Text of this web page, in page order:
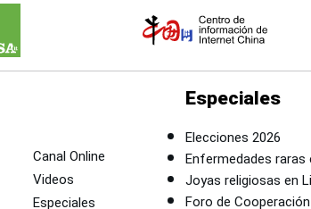
Canal Online
Videos
Especiales
Especiales
Elecciones 2026
Enfermedades raras
Joyas religiosas en
Foro de